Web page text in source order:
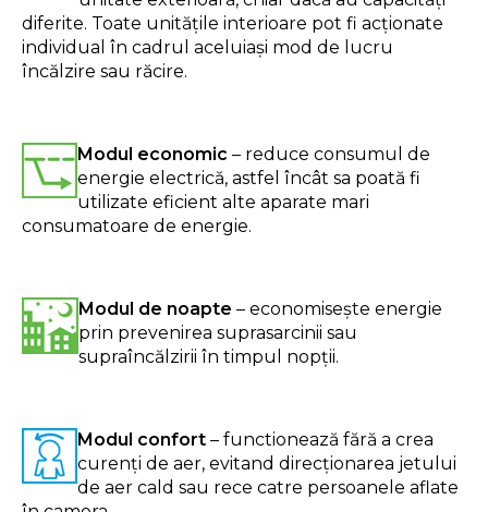
diferite. Toate unităţile interioare pot fi acţionate
individual în cadrul aceluiaşi mod de lucru
încălzire sau răcire.
Modul economic – reduce consumul de
energie electrică, astfel încât sa poată fi
utilizate eficient alte aparate mari
consumatoare de energie.
Modul de noapte – economisește energie
prin prevenirea suprasarcinii sau
supraîncălzirii în timpul nopții.
Modul confort – functionează fără a crea
curenți de aer, evitand direcționarea jetului
de aer cald sau rece catre persoanele aflate